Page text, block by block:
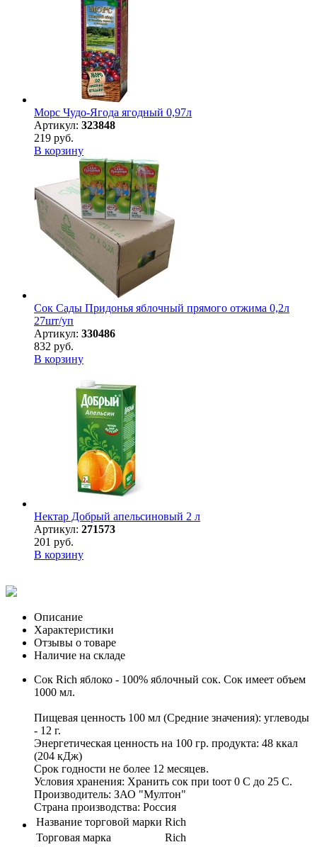
Морс Чудо-Ягода ягодный 0,97л
Артикул: 323848
219 руб.
В корзину
Сок Сады Придонья яблочный прямого отжима 0,2л
27шт/уп
Артикул: 330486
832 руб.
В корзину
Нектар Добрый апельсиновый 2 л
Артикул: 271573
201 руб.
В корзину
Описание
Характеристики
Отзывы о товаре
Наличие на складе
Сок Rich яблоко - 100% яблочный сок. Сок имеет объем
1000 мл.
Пищевая ценность 100 мл (Средние значения): углеводы
- 12 г.
Энергетическая ценность на 100 гр. продукта: 48 ккал
(204 кДж)
Срок годности не более 12 месяцев.
Условия хранения: Хранить сок при toот 0 С до 25 С.
Производитель: ЗАО "Мултон"
Страна производства: Россия
Название торговой марки Rich
Торговая марка
Rich